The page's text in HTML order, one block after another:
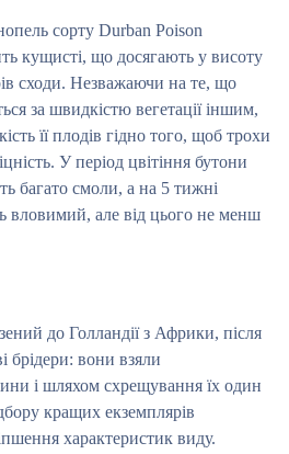
сорту Durban Poison
кущисті, що досягають у висоту
сходи. Незважаючи на те, що
за швидкістю вегетації іншим,
її плодів гідно того, щоб трохи
У період цвітіння бутони
багато смоли, а на 5 тижні
вловимий, але від цього не менш
до Голландії з Африки, після
брідери: вони взяли
і шляхом схрещування їх один
кращих екземплярів
характеристик виду.